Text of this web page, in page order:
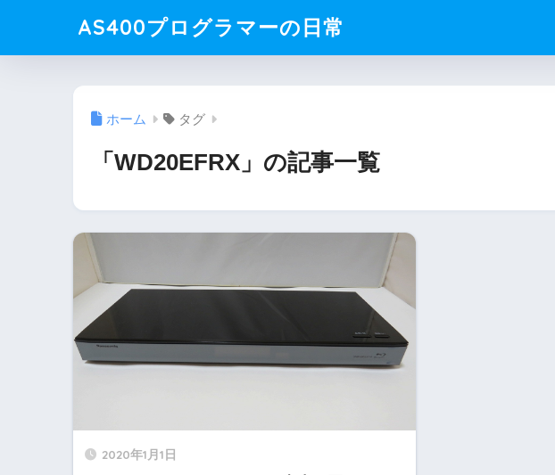
AS400プログラマーの日常
ホーム タグ
「WD20EFRX」の記事一覧
2020年1月1日